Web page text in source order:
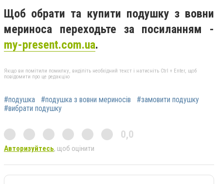
Щоб обрати та купити подушку з вовни
мериноса переходьте за посиланням -
my-present.com.ua.
Якщо ви помітили помилку, виділіть необхідний текст і натисніть Ctrl + Enter, щоб
повідомити про це редакцію
#подушка #подушка з вовни мериносів
#замовити подушку
#вибрати подушку
0,0
Авторизуйтесь, щоб оцінити